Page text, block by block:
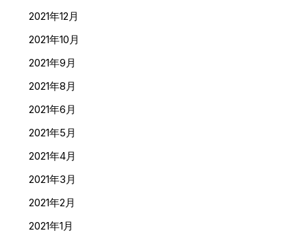
2021年12月
2021年10月
2021年9月
2021年8月
2021年6月
2021年5月
2021年4月
2021年3月
2021年2月
2021年1月